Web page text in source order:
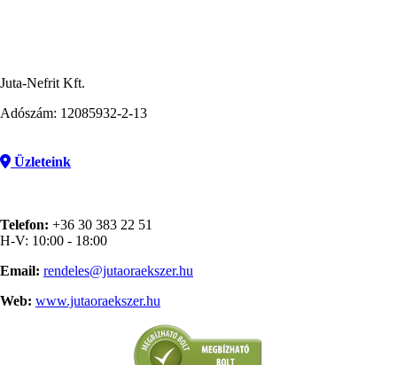
Juta-Nefrit Kft.
Adószám: 12085932-2-13
Üzleteink
Telefon: +36 30 383 22 51
H-V: 10:00 - 18:00
Email: rendeles@jutaoraekszer.hu
Web: www.jutaoraekszer.hu